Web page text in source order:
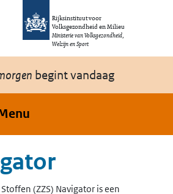
gaan
Rijksinstituut voor
Volksgezondheid en Milieu
Ministerie van Volksgezondheid,
Welzijn en Sport
begint vandaag
(ZZS) Navigator is een